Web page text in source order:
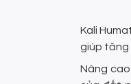
Kali
giúp tăng
Nâng